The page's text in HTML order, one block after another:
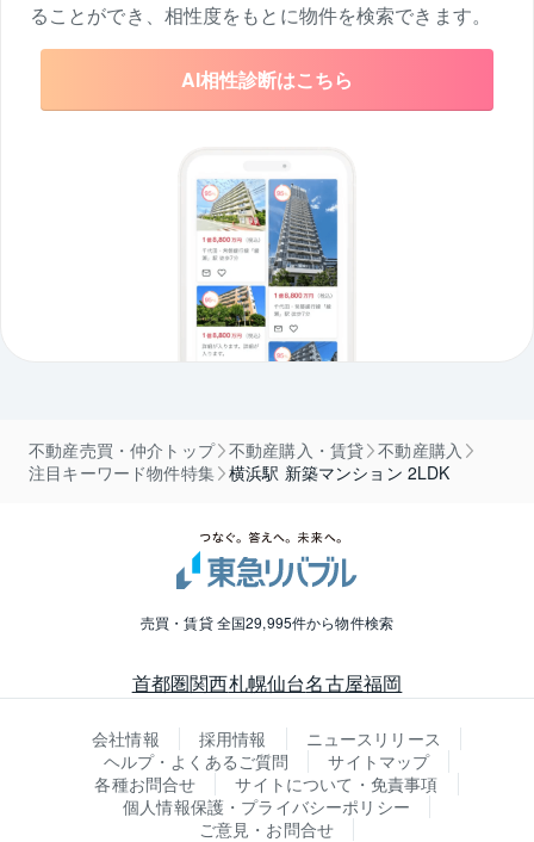
ることができ、相性度をもとに物件を検索できます。
AI相性診断はこちら
不動産売買・仲介トップ 不動産購入・賃貸
不動産購入
注目キーワード物件特集
横浜駅 新築マンション 2LDK
売買・賃貸 全国29,995件から物件検索
首都圏関西札幌仙台名古屋福岡
会社情報 採用情報
ニュースリリース
ヘルプ・よくあるご質問
サイトマップ
各種お問合せ
サイトについて・免責事項
個人情報保護・プライバシーポリシー
ご意見・お問合せ